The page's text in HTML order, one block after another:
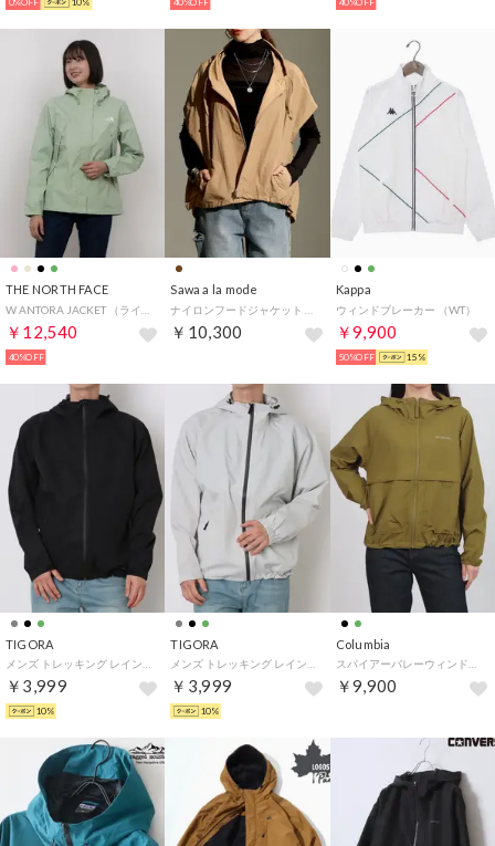
0%OFF 10% 40%OFF 40%OFF
THE NORTH FACE
￥12,540
40%OFF
Sawa a la mode
￥10,300
Kappa
ウィンドブレーカー （WT）
￥9,900
50%OFF 15%
TIGORA
￥3,999
10%
TIGORA
￥3,999
10%
Columbia
￥9,900